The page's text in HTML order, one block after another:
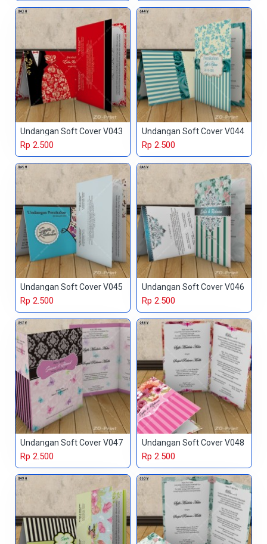
Undangan Soft Cover V043
Rp 2.500
Undangan Soft Cover V044
Rp 2.500
Undangan Soft Cover V045
Rp 2.500
Undangan Soft Cover V046
Rp 2.500
Undangan Soft Cover V047
Rp 2.500
Undangan Soft Cover V048
Rp 2.500